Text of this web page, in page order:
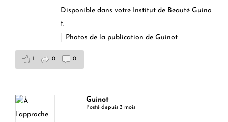
Disponible dans votre Institut de Beauté Guino
t.
Photos de la publication de Guinot
1 0 0
Guinot
Posté depuis 3 mois